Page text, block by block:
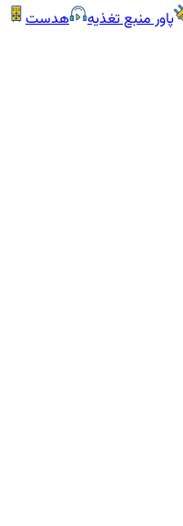
پاور منبع تغذیه
هدست